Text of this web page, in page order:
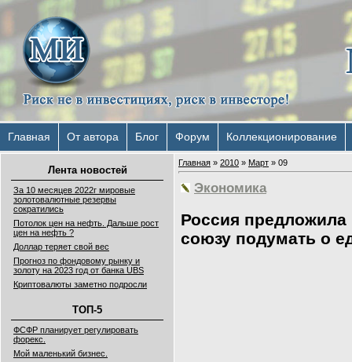
Главная От автора Блог Форум Коллекционирование
Лента новостей
За 10 месяцев 2022г мировые
золотовалютные резервы
сократились
Потолок цен на нефть. Дальше рост
цен на нефть ?
Доллар теряет свой вес
Прогноз по фондовому рынку и
золоту на 2023 год от банка UBS
Криптовалюты заметно подросли
ТОП-5
ФСФР планирует регулировать
форекс.
Мой маленький бизнес.
Главная » 2010 » Март » 09
Экономика
Россия
союзу подумать о